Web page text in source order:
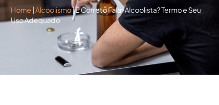
Home |Alcoolismo|É Correto Falar Alcoolista? Termo e Seu
Uso Adequado